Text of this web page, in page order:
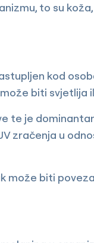
to su
kod
biti svjetlija
te je
zračenja u
može biti